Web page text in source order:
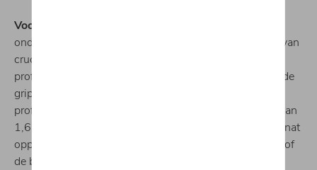
Voorzorgsmaatregelen tot op de millimeter.
ondergrond wordt koud en nat in de herfst. Het is dus van
cruciaal belang om de banden te controleren. De
profieldiepte en spanning hebben een grote impact op de
grip en het vermogen om te remmen. Experts raden een
profieldiepte van meer dan 2 mm aan en nooit minder dan
1,6 mm omdat er volledig tractieverlies kan zijn op een nat
oppervlak aan 90 km/u. Controleer één keer per maand of
de bandenspanning in orde is.